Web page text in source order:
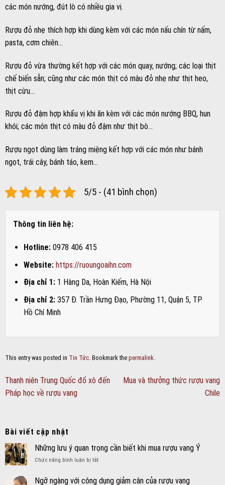
các món nướng, đút lò có nhiều gia vị.
Rượu đỏ nhẹ thích hợp khi dùng kèm với các món nấu chín từ nấm,
pasta, cơm chiên…
Rượu đỏ vừa thường kết hợp với các món quay, nướng; các loại thịt
chế biến sẵn; cũng như các món thịt có màu đỏ nhẹ như thịt heo,
thịt cừu…
Rượu đỏ đậm hợp khẩu vị khi ăn kèm với các món nướng BBQ, hun
khói; các món thịt có màu đỏ đậm như thịt bò…
Rượu ngọt dùng làm tráng miệng kết hợp với các món như bánh
ngọt, trái cây, bánh táo, kem…
5/5 - (41 bình chọn)
Thông tin liên hệ:
Hotline:0978 406 415
Website: https://ruoungoaihn.com
Địa chỉ 1:1 Hàng Da, Hoàn Kiếm, Hà Nội
Địa chỉ 2:357 Đ. Trần Hưng Đạo, Phường 11, Quận 5, TP
Hồ Chí Minh
This entry was posted in Tin Tức. Bookmark the permalink.
Thanh niên Trung Quốc đổ xô đến
Pháp học về rượu vang
Mua và thưởng thức rượu vang
Chile
Bài viết cập nhật
Những lưu ý quan trọng cần biết khi mua rượu vang Ý
Chức năng bình luận bị tắtở
lưu
Ngỡ ngàng với công dụng giảm cân của rượu vang